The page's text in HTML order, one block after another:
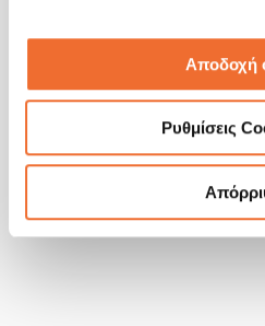
Αποδοχή
Ρυθμίσεις